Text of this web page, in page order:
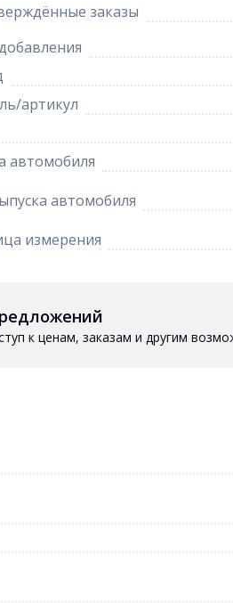
заказы
артикул
автомобиля
автомобиля
измерения
к ценам, заказам и другим